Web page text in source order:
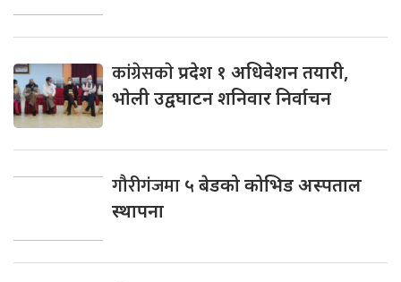
कांग्रेसकाेप्रदेश १ अधिवेशन तयारी,
भाेली उद्वघाटन शनिवार निर्वाचन
गौरीगंजमा ५ बेडको कोभिड अस्पताल
स्थापना